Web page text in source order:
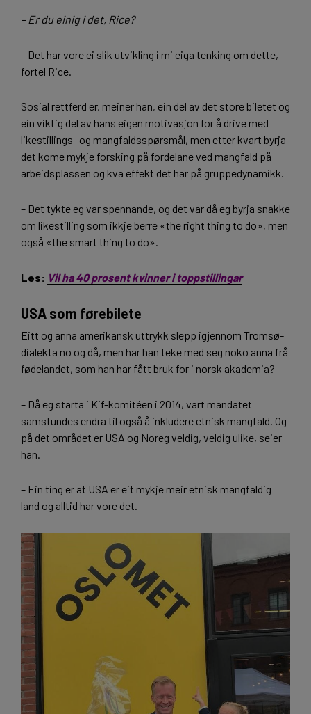
– Er du einig i det, Rice?
– Det har vore ei slik utvikling i mi eiga tenking om dette,
fortel Rice.
Sosial rettferd er, meiner han, ein del av det store biletet og
ein viktig del av hans eigen motivasjon for å drive med
likestillings- og mangfaldsspørsmål, men etter kvart byrja
det kome mykje forsking på fordelane ved mangfald på
arbeidsplassen og kva effekt det har på gruppedynamikk.
– Det tykte eg var spennande, og det var då eg byrja snakke
om likestilling som ikkje berre «the right thing to do», men
også «the smart thing to do».
Les: Vil ha 40 prosent kvinner i toppstillingar
USA som førebilete
Eitt og anna amerikansk uttrykk slepp igjennom Tromsø-
dialekta no og då, men har han teke med seg noko anna frå
fødelandet, som han har fått bruk for i norsk akademia?
– Då eg starta i Kif-komitéen i 2014, vart mandatet
samstundes endra til også å inkludere etnisk mangfald. Og
på det området er USA og Noreg veldig, veldig ulike, seier
han.
– Ein ting er at USA er eit mykje meir etnisk mangfaldig
land og alltid har vore det.